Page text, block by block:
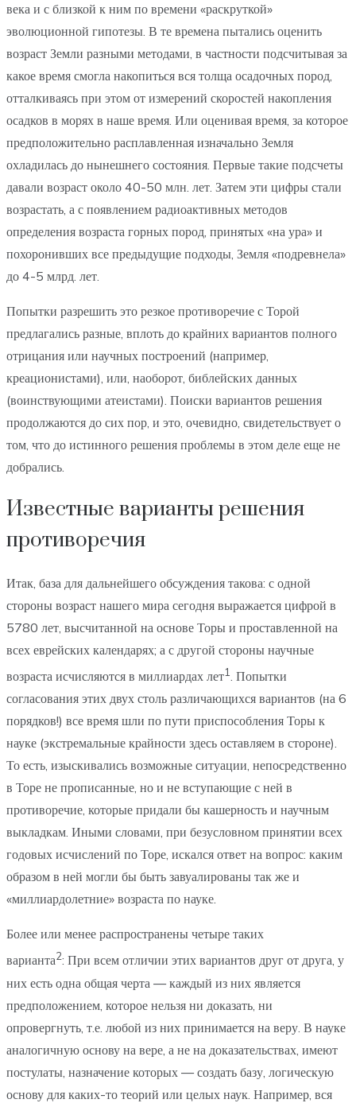
века и с близкой к ним по времени «раскруткой»
эволюционной гипотезы. В те времена пытались оценить
возраст Земли разными методами, в частности подсчитывая за
какое время смогла накопиться вся толща осадочных пород,
отталкиваясь при этом от измерений скоростей накопления
осадков в морях в наше время. Или оценивая время, за которое
предположительно расплавленная изначально Земля
охладилась до нынешнего состояния. Первые такие подсчеты
давали возраст около 40-50 млн. лет. Затем эти цифры стали
возрастать, а с появлением радиоактивных методов
определения возраста горных пород, принятых «на ура» и
похоронивших все предыдущие подходы, Земля «подревнела»
до 4-5 млрд. лет.
Попытки разрешить это резкое противоречие с Торой
предлагались разные, вплоть до крайних вариантов полного
отрицания или научных построений (например,
креационистами), или, наоборот, библейских данных
(воинствующими атеистами). Поиски вариантов решения
продолжаются до сих пор, и это, очевидно, свидетельствует о
том, что до истинного решения проблемы в этом деле еще не
добрались.
Известные варианты решения
противоречия
Итак, база для дальнейшего обсуждения такова: с одной
стороны возраст нашего мира сегодня выражается цифрой в
5780 лет, высчитанной на основе Торы и проставленной на
всех еврейских календарях; а с другой стороны научные
возраста исчисляются в миллиардах лет1. Попытки
согласования этих двух столь различающихся вариантов (на 6
порядков!) все время шли по пути приспособления Торы к
науке (экстремальные крайности здесь оставляем в стороне).
То есть, изыскивались возможные ситуации, непосредственно
в Торе не прописанные, но и не вступающие с ней в
противоречие, которые придали бы кашерность и научным
выкладкам. Иными словами, при безусловном принятии всех
годовых исчислений по Торе, искался ответ на вопрос: каким
образом в ней могли бы быть завуалированы так же и
«миллиардолетние» возраста по науке.
Более или менее распространены четыре таких
варианта2: При всем отличии этих вариантов друг от друга, у
них есть одна общая черта — каждый из них является
предположением, которое нельзя ни доказать, ни
опровергнуть, т.е. любой из них принимается на веру. В науке
аналогичную основу на вере, а не на доказательствах, имеют
постулаты, назначение которых — создать базу, логическую
основу для каких-то теорий или целых наук. Например, вся